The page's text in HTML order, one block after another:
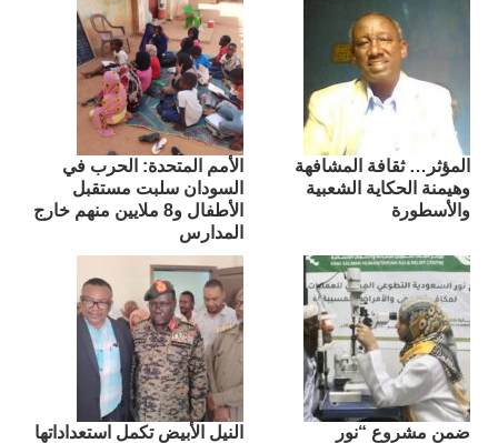
المؤثر… ثقافة المشافهة
وهيمنة الحكاية الشعبية
والأسطورة
الأمم المتحدة: الحرب في
السودان سلبت مستقبل
الأطفال و8 ملايين منهم خارج
المدارس
ضمن مشروع “نور
النيل الأبيض تكمل استعداداتها